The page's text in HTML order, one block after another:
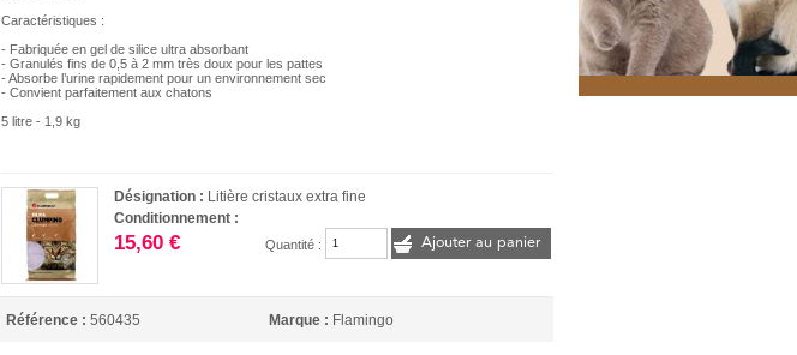
Caractéristiques :
- Fabriquée en gel de silice ultra absorbant
- Granulés fins de 0,5 à 2 mm très doux pour les pattes
- Absorbe l’urine rapidement pour un environnement sec
- Convient parfaitement aux chatons
5 litre - 1,9 kg
Désignation : Litière cristaux extra fine
Conditionnement :
15,60 € Quantité : Ajouter au panier
Référence : 560435 Marque : Flamingo